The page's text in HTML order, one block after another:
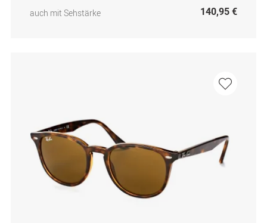
auch mit Sehstärke
140,95 €